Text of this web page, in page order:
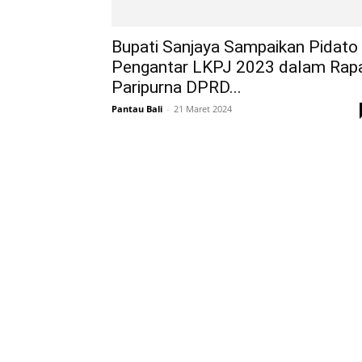
Bupati Sanjaya Sampaikan Pidato
Pengantar LKPJ 2023 dalam
Paripurna DPRD...
Pantau Bali - 21 Maret 2024